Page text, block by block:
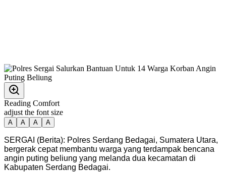
Reading Comfort
adjust the font size
A A A A
SERGAI (Berita): Polres Serdang Bedagai, Sumatera Utara,
bergerak cepat membantu warga yang terdampak bencana
angin puting beliung yang melanda dua kecamatan di
Kabupaten Serdang Bedagai.